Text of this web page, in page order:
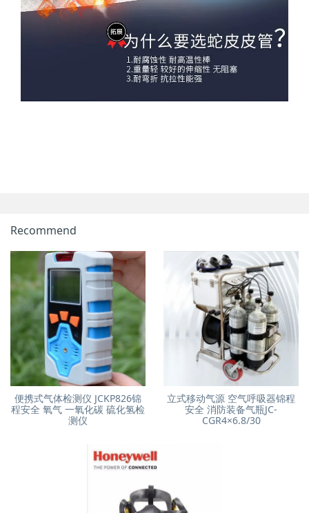
Recommend
便携式气体检测仪 JCKP826锦
程安全 氧气 一氧化碳 硫化氢检
测仪
立式移动气源 空气呼吸器锦程
安全 消防装备气瓶JC-
CGR4×6.8/30